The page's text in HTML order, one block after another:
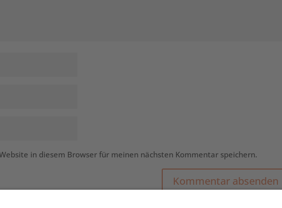
in diesem Browser für meinen nächsten Kommentar speichern.